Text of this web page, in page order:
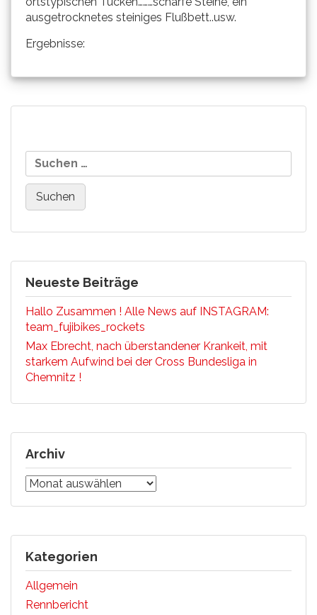
ausgetrocknetes steiniges Flußbett..usw.
Ergebnisse:
Neueste Beiträge
Hallo Zusammen ! Alle News auf INSTAGRAM:
team_fujibikes_rockets
Max Ebrecht, nach überstandener Krankeit, mit
starkem Aufwind bei der Cross Bundesliga in
Chemnitz !
Archiv
Archiv
Kategorien
Allgemein
Rennbericht